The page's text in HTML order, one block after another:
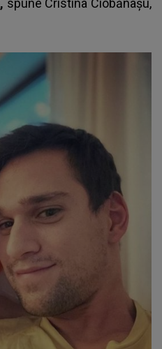
, spune Cristina Ciobănașu,